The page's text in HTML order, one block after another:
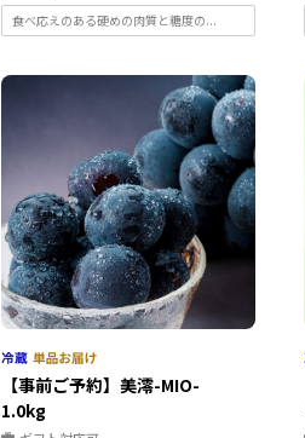
食べ応えのある硬めの肉質と糖度の...
【事前ご予約】美澪-MIO-
1.0kg